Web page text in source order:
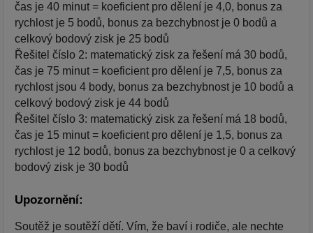
čas je 40 minut = koeficient pro dělení je 4,0, bonus za
rychlost je 5 bodů, bonus za bezchybnost je 0 bodů a
celkový bodový zisk je 25 bodů
Řešitel číslo 2: matematický zisk za řešení má 30 bodů,
čas je 75 minut = koeficient pro dělení je 7,5, bonus za
rychlost jsou 4 body, bonus za bezchybnost je 10 bodů a
celkový bodový zisk je 44 bodů
Řešitel číslo 3: matematický zisk za řešení má 18 bodů,
čas je 15 minut = koeficient pro dělení je 1,5, bonus za
rychlost je 12 bodů, bonus za bezchybnost je 0 a celkový
bodový zisk je 30 bodů
Upozornění:
Soutěž je soutěží dětí. Vím, že baví i rodiče, ale nechte